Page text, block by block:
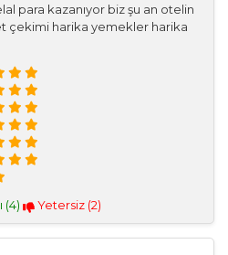
para kazanıyor biz şu an otelin
çekimi harika yemekler harika
(4) Yetersiz (2)